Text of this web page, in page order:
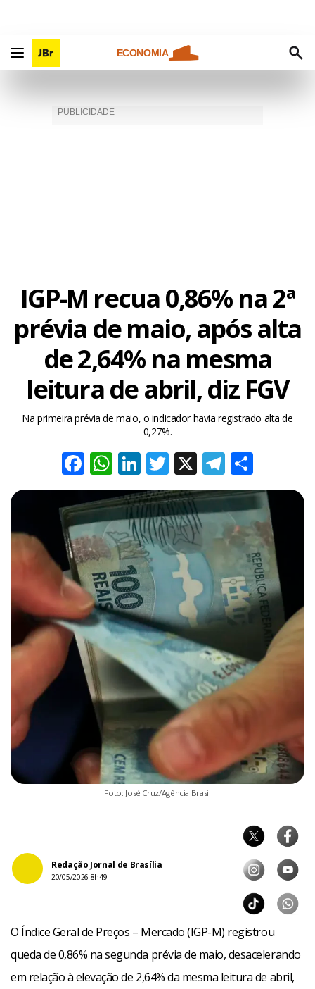
ECONOMIA
IGP-M recua 0,86% na 2ª
prévia de maio, após alta
de 2,64% na mesma
leitura de abril, diz FGV
Na primeira prévia de maio, o indicador havia registrado alta de
0,27%.
Facebook
WhatsApp
LinkedIn
Twitter
X
Foto: José Cruz/Agência Brasil
Redação Jornal de Brasília
20/05/2026 8h49
O Índice Geral de Preços – Mercado (IGP-M) registrou
queda de 0,86% na segunda prévia de maio, desacelerando
em relação à elevação de 2,64% da mesma leitura de abril,